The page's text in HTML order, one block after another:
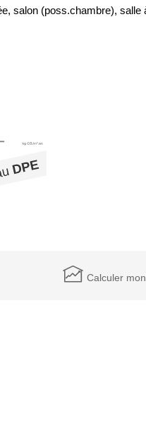
salon (poss.chambre), salle
Calculer